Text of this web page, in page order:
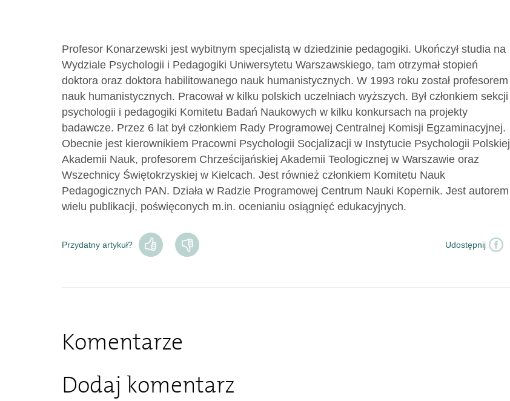
Profesor Konarzewski jest wybitnym specjalistą w dziedzinie pedagogiki. Ukończył studia na
Wydziale Psychologii i Pedagogiki Uniwersytetu Warszawskiego, tam otrzymał stopień
doktora oraz doktora habilitowanego nauk humanistycznych. W 1993 roku został profesorem
nauk humanistycznych. Pracował w kilku polskich uczelniach wyższych. Był członkiem sekcji
psychologii i pedagogiki Komitetu Badań Naukowych w kilku konkursach na projekty
badawcze. Przez 6 lat był członkiem Rady Programowej Centralnej Komisji Egzaminacyjnej.
Obecnie jest kierownikiem Pracowni Psychologii Socjalizacji w Instytucie Psychologii Polskiej
Akademii Nauk, profesorem Chrześcijańskiej Akademii Teologicznej w Warszawie oraz
Wszechnicy Świętokrzyskiej w Kielcach. Jest również członkiem Komitetu Nauk
Pedagogicznych PAN. Działa w Radzie Programowej Centrum Nauki Kopernik. Jest autorem
wielu publikacji, poświęconych m.in. ocenianiu osiągnięć edukacyjnych.
Przydatny artykuł? Udostępnij
Komentarze
Dodaj komentarz